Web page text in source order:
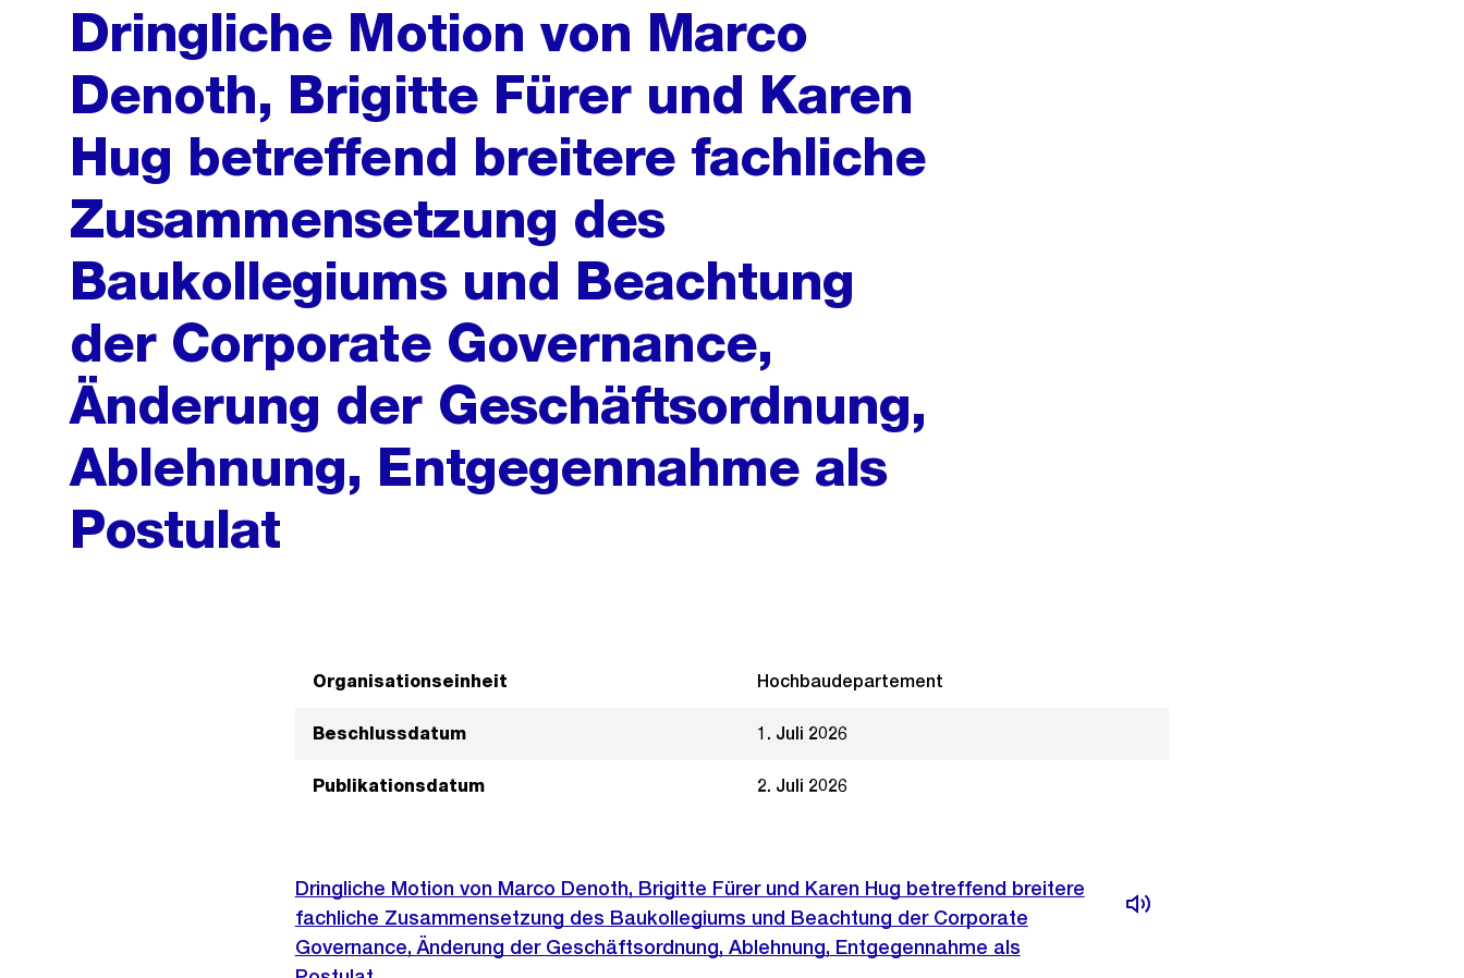
Dringliche Motion von Marco
Denoth, Brigitte Fürer und Karen
Hug betreffend breitere fachliche
Zusammensetzung des
Baukollegiums und Beachtung
der Corporate Governance,
Änderung der Geschäftsordnung,
Ablehnung, Entgegennahme als
Postulat
Organisationseinheit Hochbaudepartement
Beschlussdatum 1. Juli 2026
Publikationsdatum 2. Juli 2026
Dringliche Motion von Marco Denoth, Brigitte Fürer und Karen Hug betreffend breitere
fachliche Zusammensetzung des Baukollegiums und Beachtung der Corporate
Governance, Änderung der Geschäftsordnung, Ablehnung, Entgegennahme als